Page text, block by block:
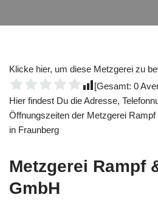
Klicke hier, um diese Metzgerei zu
[Gesamt: 0
Hier findest Du die Adresse,
Öffnungszeiten der Metzgerei
in Fraunberg
Metzgerei Rampf
GmbH